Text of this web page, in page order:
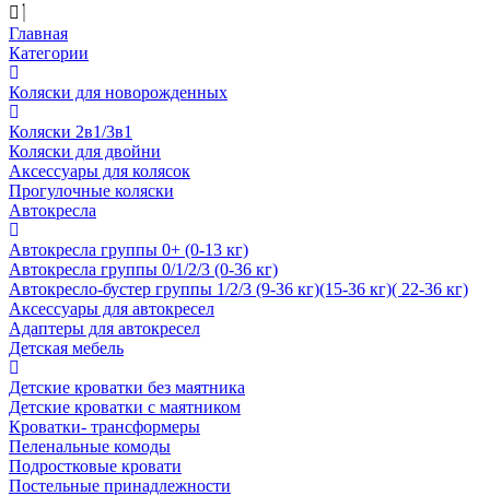
Главная
Категории
Коляски для новорожденных
Коляски 2в1/3в1
Коляски для двойни
Аксессуары для колясок
Прогулочные коляски
Автокресла
Автокресла группы 0+ (0-13 кг)
Автокресла группы 0/1/2/3 (0-36 кг)
Автокресло-бустер группы 1/2/3 (9-36 кг)(15-36 кг)( 22-36 кг)
Аксессуары для автокресел
Адаптеры для автокресел
Детская мебель
Детские кроватки без маятника
Детские кроватки с маятником
Кроватки- трансформеры
Пеленальные комоды
Подростковые кровати
Постельные принадлежности